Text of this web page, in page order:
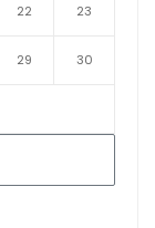
22 23
29 30